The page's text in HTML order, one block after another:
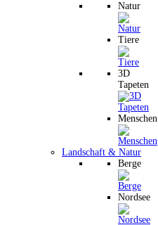
Natur
Tiere
3D
Tapeten
Menschen
Landschaft & Natur
Berge
Nordsee